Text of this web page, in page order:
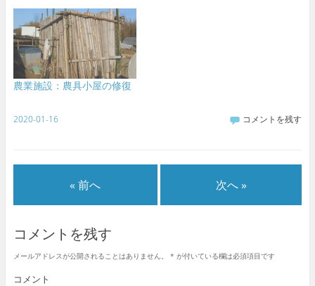
農業施設：農具小屋の修復
2020-01-16 コメントを残す
« 前へ 次へ »
コメントを残す
メールアドレスが公開されることはありません。 * が付いている欄は必須項目です
コメント